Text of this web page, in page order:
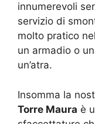
innumerevoli
servizio di
molto pratico
un armadio o
un’atra.
Insomma la
Torre Maura è